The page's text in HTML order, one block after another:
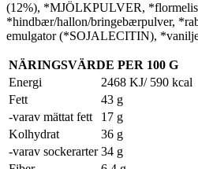
(12%), *MJÖLKPULVER,
*hindbær/hallon/bringebærpulver,
emulgator (*SOJALECITIN),
NÄRINGSVÄRDE PER 100 G
Energi
2468 KJ/ 590 kcal
Fett
43 g
-varav mättat fett
17 g
Kolhydrat
36 g
-varav sockerarter 34 g